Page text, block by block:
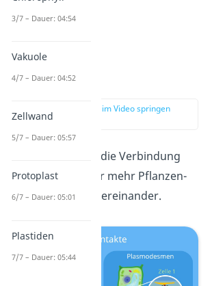
Zellkontakte
zur Stelle im Video springen
ist die Verbindung
zwischen zwei oder mehr Pflanzen-
oder Tierzellen untereinander.
3/7 – Dauer: 04:54
Vakuole
4/7 – Dauer: 04:52
Zellwand
5/7 – Dauer: 05:57
Protoplast
6/7 – Dauer: 05:01
Plastiden
7/7 – Dauer: 05:44